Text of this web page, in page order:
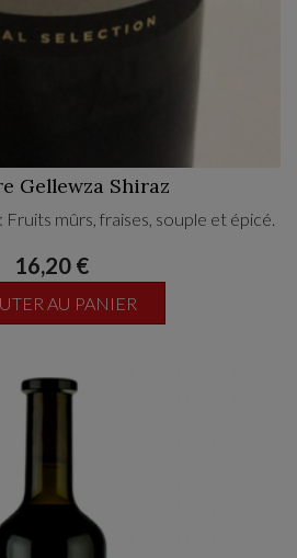
Gellewza Shiraz
Fruits mûrs, fraises, souple et épicé.
16,20 €
AU PANIER